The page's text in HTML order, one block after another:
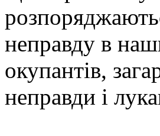
неправду в
окупантів,
неправди і